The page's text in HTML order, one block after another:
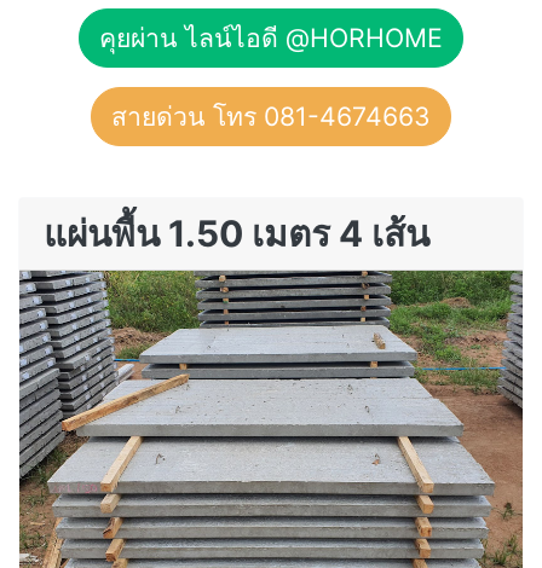
คุยผ่าน ไลน์ไอดี @HORHOME
สายด่วน โทร 081-4674663
แผ่นพื้น 1.50 เมตร 4 เส้น